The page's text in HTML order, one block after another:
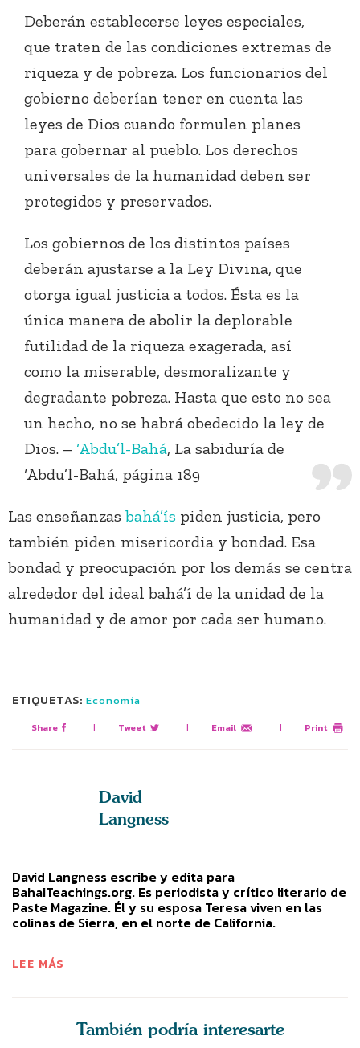
Deberán establecerse leyes especiales,
que traten de las condiciones extremas de
riqueza y de pobreza. Los funcionarios del
gobierno deberían tener en cuenta las
leyes de Dios cuando formulen planes
para gobernar al pueblo. Los derechos
universales de la humanidad deben ser
protegidos y preservados.
Los gobiernos de los distintos países
deberán ajustarse a la Ley Divina, que
otorga igual justicia a todos. Ésta es la
única manera de abolir la deplorable
futilidad de la riqueza exagerada, así
como la miserable, desmoralizante y
degradante pobreza. Hasta que esto no sea
un hecho, no se habrá obedecido la ley de
Dios. – ‘Abdu’l-Bahá, La sabiduría de
‘Abdu’l-Bahá, página 189
Las enseñanzas bahá’ís piden justicia, pero
también piden misericordia y bondad. Esa
bondad y preocupación por los demás se centra
alrededor del ideal bahá’í de la unidad de la
humanidad y de amor por cada ser humano.
ETIQUETAS: Economía
Share | Tweet | Email | Print
David
Langness
David Langness escribe y edita para
BahaiTeachings.org. Es periodista y crítico literario de
Paste Magazine. Él y su esposa Teresa viven en las
colinas de Sierra, en el norte de California.
LEE MÁS
También podría interesarte